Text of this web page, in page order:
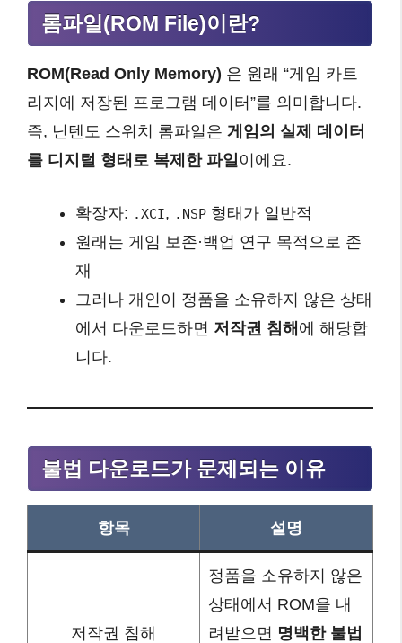
롬파일(ROM File)이란?
ROM(Read Only Memory) 은 원래 “게임 카트
리지에 저장된 프로그램 데이터”를 의미합니다.
즉, 닌텐도 스위치 롬파일은 게임의 실제 데이터
를 디지털 형태로 복제한 파일 이에요.
확장자: .XCI, .NSP 형태가 일반적
원래는 게임 보존·백업 연구 목적으로 존
재
그러나 개인이 정품을 소유하지 않은 상태
에서 다운로드하면 저작권 침해 에 해당합
니다.
불법 다운로드가 문제되는 이유
항목 설명
저작권 침해
정품을 소유하지 않은
상태에서 ROM을 내
려받으면 명백한 불법